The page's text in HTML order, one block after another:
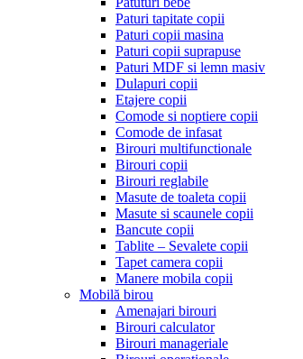
Paturi tapitate copii
Paturi copii masina
Paturi copii suprapuse
Paturi MDF si lemn masiv
Dulapuri copii
Etajere copii
Comode si noptiere copii
Comode de infasat
Birouri multifunctionale
Birouri copii
Birouri reglabile
Masute de toaleta copii
Masute si scaunele copii
Bancute copii
Tablite – Sevalete copii
Tapet camera copii
Manere mobila copii
Mobilă birou
Amenajari birouri
Birouri calculator
Birouri manageriale